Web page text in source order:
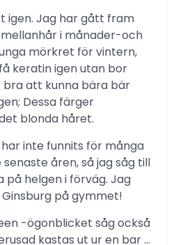
igen. Jag har gått fram
i månader-och
mörkret för vintern,
keratin igen utan bor
bra att kunna bära bär
Dessa färger
blonda håret.
inte funnits för många
åren, så jag såg till
helgen i förväg. Jag
på gymmet!
-ögonblicket såg också
kastas ut ur en bar …